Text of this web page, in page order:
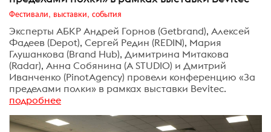
Фестивали, выставки, события
Эксперты АБКР Андрей Горнов (Getbrand), Алексей
Фадеев (Depot), Сергей Редин (REDIN), Мария
Глушанкова (Brand Hub), Димитрина Митакова
(Radar), Анна Собянина (A STUDIO) и Дмитрий
Иванченко (PinotAgency) провели конференцию «За
пределами полки» в рамках выставки Bevitec.
подробнее